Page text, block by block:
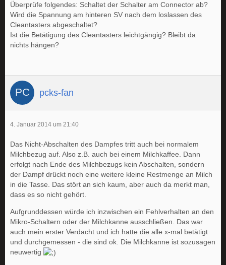
Überprüfe folgendes: Schaltet der Schalter am Connector ab?
Wird die Spannung am hinteren SV nach dem loslassen des
Cleantasters abgeschaltet?
Ist die Betätigung des Cleantasters leichtgängig? Bleibt da
nichts hängen?
pcks-fan
4. Januar 2014 um 21:40
Das Nicht-Abschalten des Dampfes tritt auch bei normalem
Milchbezug auf. Also z.B. auch bei einem Milchkaffee. Dann
erfolgt nach Ende des Milchbezugs kein Abschalten, sondern
der Dampf drückt noch eine weitere kleine Restmenge an Milch
in die Tasse. Das stört an sich kaum, aber auch da merkt man,
dass es so nicht gehört.
Aufgrunddessen würde ich inzwischen ein Fehlverhalten an den
Mikro-Schaltern oder der Milchkanne ausschließen. Das war
auch mein erster Verdacht und ich hatte die alle x-mal betätigt
und durchgemessen - die sind ok. Die Milchkanne ist sozusagen
neuwertig